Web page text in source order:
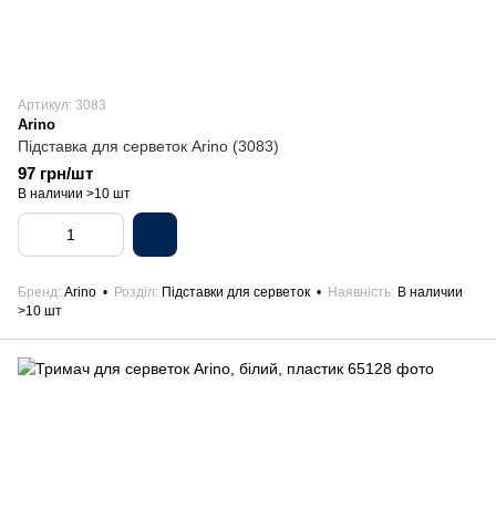
Артикул: 3083
Arino
Підставка для серветок Arino (3083)
97 грн/шт
В наличии >10 шт
Бренд Arino Розділ Підставки для серветок Наявність В наличии
>10 шт